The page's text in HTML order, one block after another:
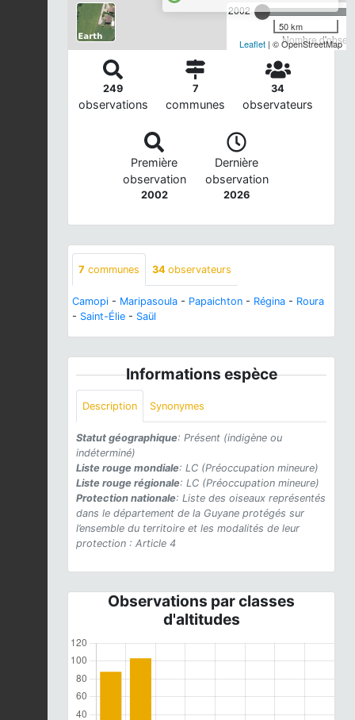
2002
Nombre
50 km
Leaflet | © OpenStreetMap
249
observations
7
communes
34
observateurs
Première
observation
2002
Dernière
observation
2026
7 communes 34 observateurs
Camopi - Maripasoula - Papaichton - Régina - Roura
- Saint-Élie - Saül
Informations espèce
Description Synonymes
Statut géographique: Présent (indigène ou
indéterminé)
Liste rouge mondiale: LC (Préoccupation mineure)
Liste rouge régionale: LC (Préoccupation mineure)
Protection nationale: Liste des oiseaux représentés
dans le département de la Guyane protégés sur
l’ensemble du territoire et les modalités de leur
protection : Article 4
Observations par classes
d'altitudes